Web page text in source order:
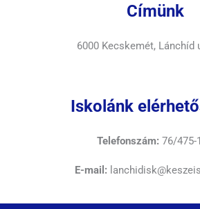
Címünk
6000 Kecskemét, Lánchíd
Iskolánk
Telefonszám: 76/475-
E-mail: